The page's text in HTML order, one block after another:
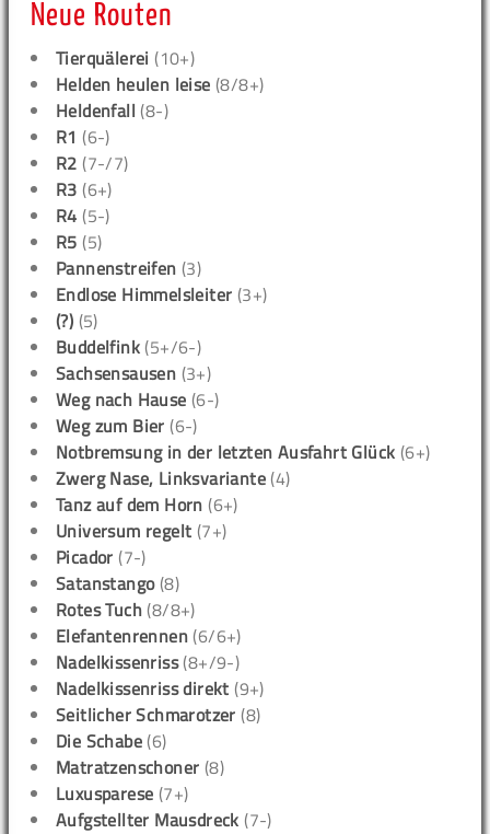
Neue Routen
Tierquälerei (10+)
Helden heulen leise (8/8+)
Heldenfall (8-)
R1 (6-)
R2 (7-/7)
R3 (6+)
R4 (5-)
R5 (5)
Pannenstreifen (3)
Endlose Himmelsleiter (3+)
(?) (5)
Buddelfink (5+/6-)
Sachsensausen (3+)
Weg nach Hause (6-)
Weg zum Bier (6-)
Notbremsung in der letzten Ausfahrt Glück (6+)
Zwerg Nase, Linksvariante (4)
Tanz auf dem Horn (6+)
Universum regelt (7+)
Picador (7-)
Satanstango(8)
Rotes Tuch (8/8+)
Elefantenrennen (6/6+)
Nadelkissenriss(8+/9-)
Nadelkissenriss direkt (9+)
Seitlicher Schmarotzer (8)
Die Schabe (6)
Matratzenschoner (8)
Luxusparese (7+)
Aufgstellter Mausdreck (7-)